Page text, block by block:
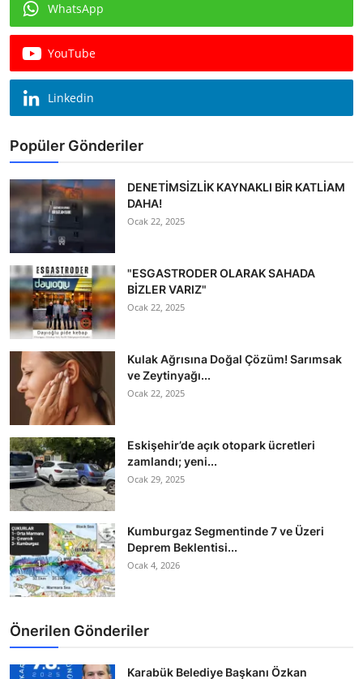
WhatsApp
YouTube
Linkedin
Popüler Gönderiler
DENETİMSİZLİK KAYNAKLI BİR KATLİAM
DAHA!
Ocak 22, 2025
"ESGASTRODER OLARAK SAHADA
BİZLER VARIZ"
Ocak 22, 2025
Kulak Ağrısına Doğal Çözüm! Sarımsak
ve Zeytinyağı...
Ocak 22, 2025
Eskişehir’de açık otopark ücretleri
zamlandı; yeni...
Ocak 29, 2025
Kumburgaz Segmentinde 7 ve Üzeri
Deprem Beklentisi...
Ocak 4, 2026
Önerilen Gönderiler
Karabük Belediye Başkanı Özkan